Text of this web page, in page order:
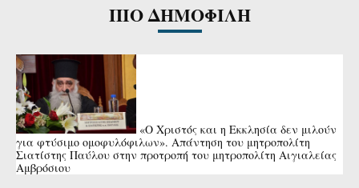
ΠΙΟ ΔΗΜΟΦΙΛΗ
«Ο Χριστός και η Εκκλησία δεν μιλούν
για φτύσιμο ομοφυλόφιλων». Απάντηση του μητροπολίτη
Σιατίστης Παύλου στην προτροπή του μητροπολίτη Αιγιαλείας
Αμβρόσιου